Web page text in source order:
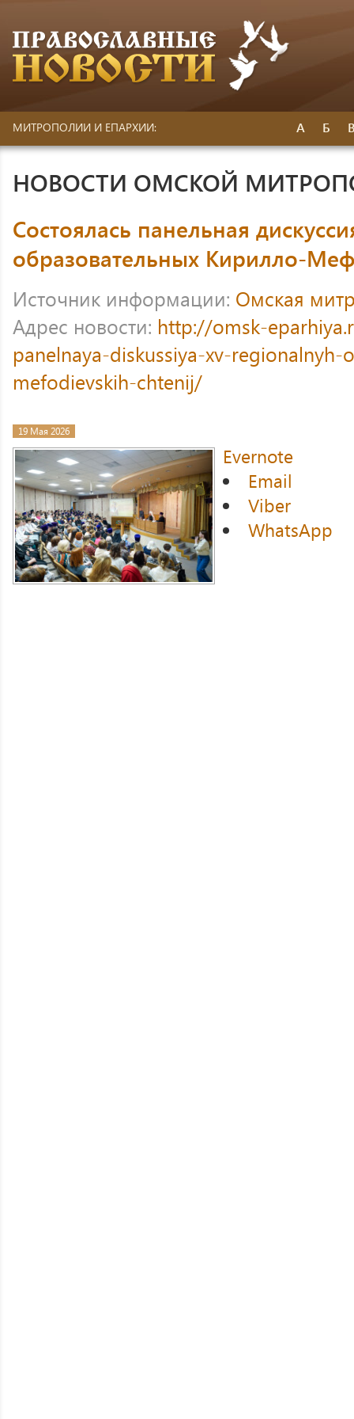
МИТРОПОЛИИ И ЕПАРХИИ: А Б
НОВОСТИ ОМСКОЙ
Состоялась панельная
образовательных Кирилло-
Источник информации: Омская
Адрес новости: http://omsk-
panelnaya-diskussiya-xv-
mefodievskih-chtenij/
19 Мая 2026
Evernote
Email
Viber
WhatsApp